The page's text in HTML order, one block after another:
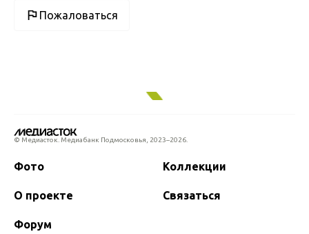
Пожаловаться
© Медиасток. Медиабанк Подмосковья, 2023–2026.
Фото Коллекции
О проекте Связаться
Форум